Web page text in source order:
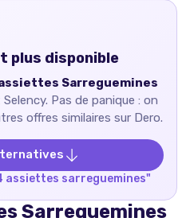
plus disponible
Sarreguemines
Selency. Pas de panique : on
offres similaires sur Dero.
assiettes sarreguemines"
Sarreguemines